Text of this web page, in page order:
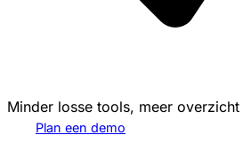
Minder losse tools, meer overzicht
Plan een demo